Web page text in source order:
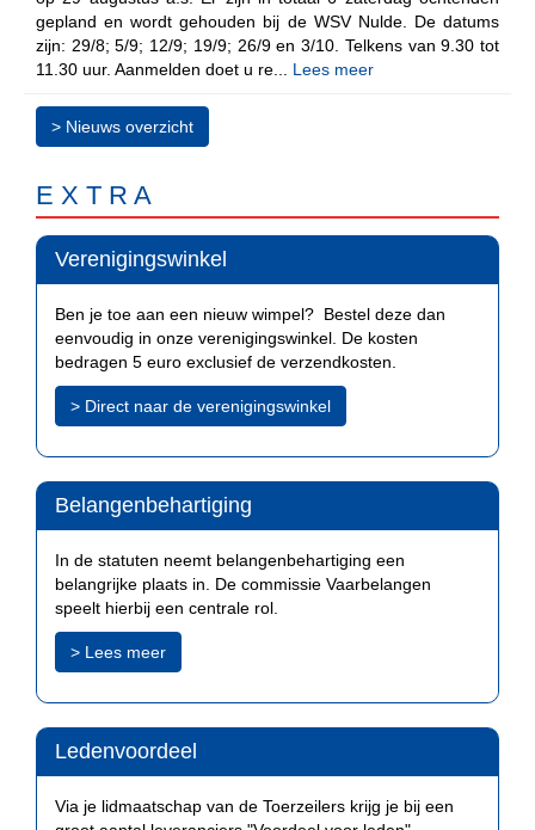
gepland en wordt gehouden bij de WSV Nulde. De datums
zijn: 29/8; 5/9; 12/9; 19/9; 26/9 en 3/10. Telkens van 9.30 tot
11.30 uur. Aanmelden doet u re... Lees meer
> Nieuws overzicht
E X T R A
Verenigingswinkel
Ben je toe aan een nieuw wimpel? Bestel deze dan
eenvoudig in onze verenigingswinkel. De kosten
bedragen 5 euro exclusief de verzendkosten.
> Direct naar de verenigingswinkel
Belangenbehartiging
In de statuten neemt belangenbehartiging een
belangrijke plaats in. De commissie Vaarbelangen
speelt hierbij een centrale rol.
> Lees meer
Ledenvoordeel
Via je lidmaatschap van de Toerzeilers krijg je bij een